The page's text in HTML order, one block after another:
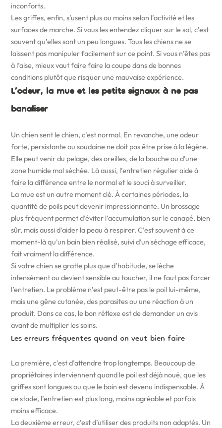
inconforts.
Les griffes, enfin, s’usent plus ou moins selon l’activité et les
surfaces de marche. Si vous les entendez cliquer sur le sol, c’est
souvent qu’elles sont un peu longues. Tous les chiens ne se
laissent pas manipuler facilement sur ce point. Si vous n’êtes pas
à l’aise, mieux vaut faire faire la coupe dans de bonnes
conditions plutôt que risquer une mauvaise expérience.
L’odeur, la mue et les petits signaux à ne pas
banaliser
Un chien sent le chien, c’est normal. En revanche, une odeur
forte, persistante ou soudaine ne doit pas être prise à la légère.
Elle peut venir du pelage, des oreilles, de la bouche ou d’une
zone humide mal séchée. Là aussi, l’entretien régulier aide à
faire la différence entre le normal et le souci à surveiller.
La mue est un autre moment clé. À certaines périodes, la
quantité de poils peut devenir impressionnante. Un brossage
plus fréquent permet d’éviter l’accumulation sur le canapé, bien
sûr, mais aussi d’aider la peau à respirer. C’est souvent à ce
moment-là qu’un bain bien réalisé, suivi d’un séchage efficace,
fait vraiment la différence.
Si votre chien se gratte plus que d’habitude, se lèche
intensément ou devient sensible au toucher, il ne faut pas forcer
l’entretien. Le problème n’est peut-être pas le poil lui-même,
mais une gêne cutanée, des parasites ou une réaction à un
produit. Dans ce cas, le bon réflexe est de demander un avis
avant de multiplier les soins.
Les erreurs fréquentes quand on veut bien faire
La première, c’est d’attendre trop longtemps. Beaucoup de
propriétaires interviennent quand le poil est déjà noué, que les
griffes sont longues ou que le bain est devenu indispensable. À
ce stade, l’entretien est plus long, moins agréable et parfois
moins efficace.
La deuxième erreur, c’est d’utiliser des produits non adaptés. Un